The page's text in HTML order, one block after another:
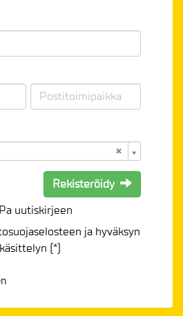
Rekisteröidy
uutiskirjeen
ja hyväksyn
(*)